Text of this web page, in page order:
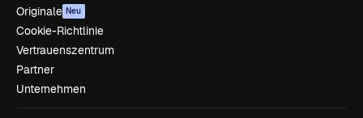
Originale Neu
Cookie-Richtlinie
Vertrauenszentrum
Partner
Unternehmen